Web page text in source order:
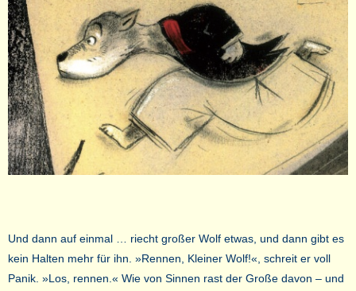
Und dann auf einmal … riecht großer Wolf etwas, und dann gibt es
kein Halten mehr für ihn. »Rennen, Kleiner Wolf!«, schreit er voll
Panik. »Los, rennen.« Wie von Sinnen rast der Große davon – und